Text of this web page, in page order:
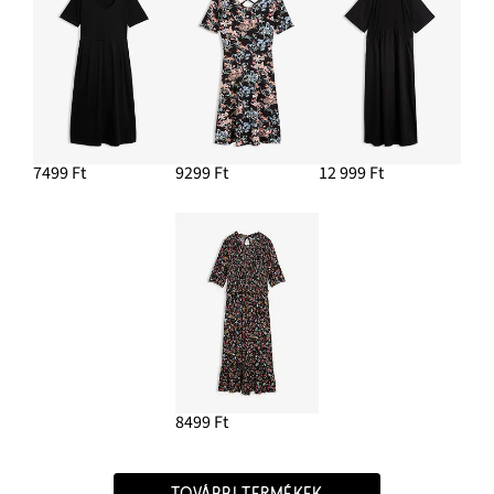
7499 Ft 9299 Ft 12 999 Ft
8499 Ft